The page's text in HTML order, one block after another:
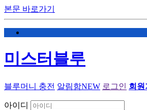
본문 바로가기
미스터블루
블루머니 충전 알림함NEW 로그인 회원
아이디